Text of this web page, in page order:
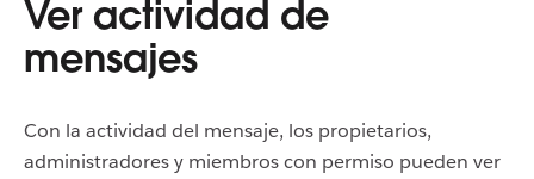
Ver actividad de
mensajes
Con la actividad del mensaje, los propietarios,
administradores y miembros con permiso pueden ver